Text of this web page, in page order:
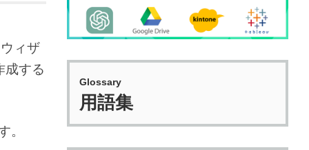
ィザ
成する
。
Glossary
用語集